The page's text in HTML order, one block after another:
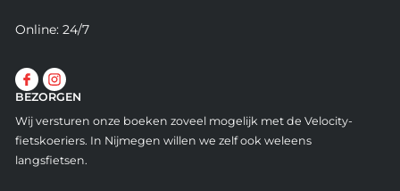
Online: 24/7
BEZORGEN
Wij versturen onze boeken zoveel mogelijk met de Velocity-
fietskoeriers. In Nijmegen willen we zelf ook weleens
langsfietsen.